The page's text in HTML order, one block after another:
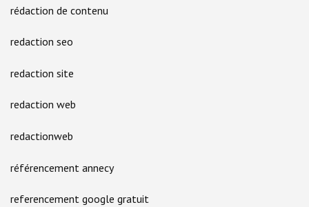
rédaction de contenu
redaction seo
redaction site
redaction web
redactionweb
référencement annecy
referencement google gratuit